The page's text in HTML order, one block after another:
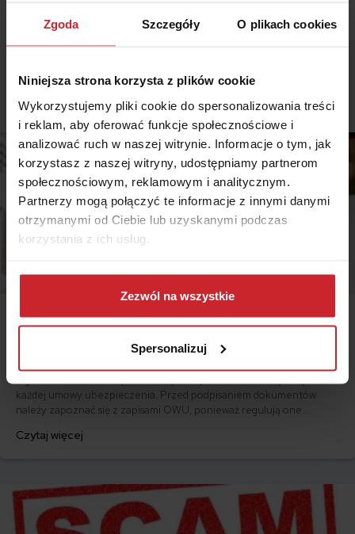
Zgoda Szczegóły O plikach cookies
Niniejsza strona korzysta z plików cookie
Wykorzystujemy pliki cookie do spersonalizowania treści
i reklam, aby oferować funkcje społecznościowe i
analizować ruch w naszej witrynie. Informacje o tym, jak
korzystasz z naszej witryny, udostępniamy partnerom
społecznościowym, reklamowym i analitycznym.
Partnerzy mogą połączyć te informacje z innymi danymi
otrzymanymi od Ciebie lub uzyskanymi podczas
korzystania z ich usług.
Dowiedz się więcej na temat tego, kim jesteśmy, jak
można się z nami skontaktować i w jaki sposób
przetwarzamy dane osobowe w ramachPolityki
Zezwól na wszystkie
Spersonalizuj
Podobne artykuły
2024.11.22
Ogólne warunki ubezpieczenia (OWU) od A do Z
każdej umowy ubezpieczenia. Przed podpisaniem dokumentów
należy zapoznać się z zapisami OWU, ponieważ regulują one
ubezpieczyciela. OWU precyzują między innymi, co jest
Czytaj więcej